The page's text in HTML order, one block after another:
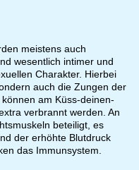
meistens auch
wesentlich intimer und
Charakter. Hierbei
auch die Zungen der
am Küss-deinen-
verbrannt werden. An
beteiligt, es
der erhöhte Blutdruck
das Immunsystem.